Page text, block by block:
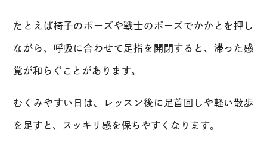
たとえば椅子のポーズや戦士のポーズでかかとを押し
ながら、呼吸に合わせて足指を開閉すると、滞った感
覚が和らぐことがあります。
むくみやすい日は、レッスン後に足首回しや軽い散歩
を足すと、スッキリ感を保ちやすくなります。